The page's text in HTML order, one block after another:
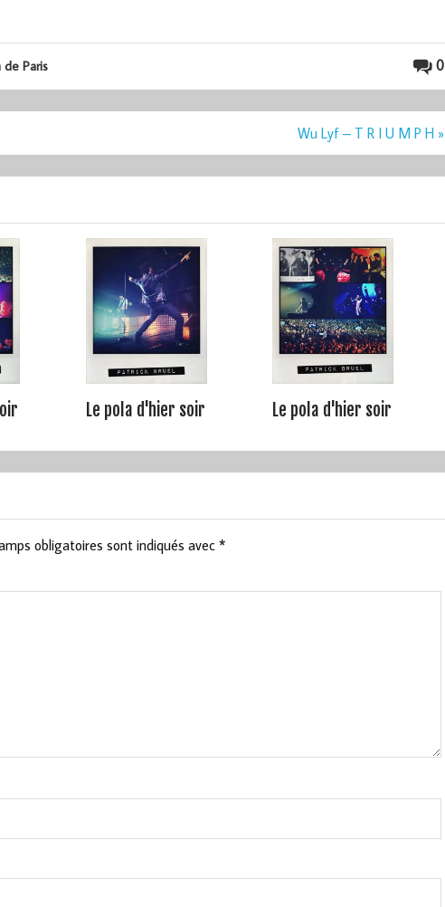
0
Paris
Wu Lyf – T R I U M P H »
Le pola d'hier soir Le pola d'hier soir
obligatoires sont indiqués avec *